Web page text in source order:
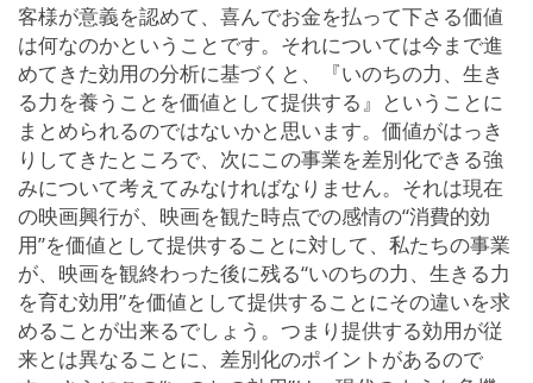
客様が意義を認めて、喜んでお金を払って下さる価値
は何なのかということです。それについては今まで進
めてきた効用の分析に基づくと、『いのちの力、生き
る力を養うことを価値として提供する』ということに
まとめられるのではないかと思います。価値がはっき
りしてきたところで、次にこの事業を差別化できる強
みについて考えてみなければなりません。それは現在
の映画興行が、映画を観た時点での感情の“消費的効
用”を価値として提供することに対して、私たちの事業
が、映画を観終わった後に残る“いのちの力、生きる力
を育む効用”を価値として提供することにその違いを求
めることが出来るでしょう。つまり提供する効用が従
来とは異なることに、差別化のポイントがあるので